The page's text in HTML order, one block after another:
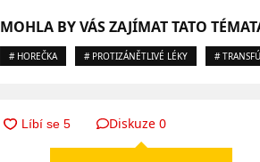
MOHLA BY VÁS ZAJÍMAT TATO
# HOREČKA # PROTIZÁNĚTLIVÉ LÉKY #
Diskuze 0